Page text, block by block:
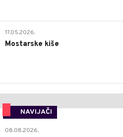
17.05.2026.
Mostarske kiše
NAVIJAČI
08.08.2026.